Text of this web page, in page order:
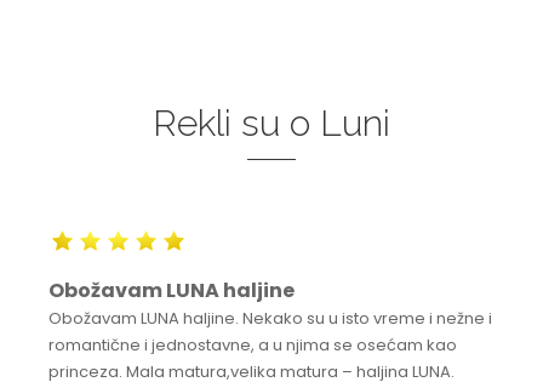
Rekli su o Luni
Obožavam LUNA haljine
Obožavam LUNA haljine. Nekako su u isto vreme i nežne i
romantične i jednostavne, a u njima se osećam kao
princeza. Mala matura,velika matura – haljina LUNA.